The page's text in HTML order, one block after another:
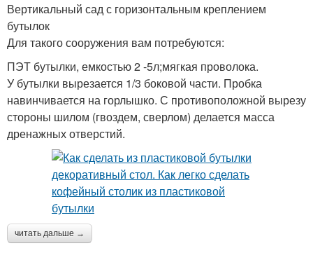
Вертикальный сад с горизонтальным креплением
бутылок
Для такого сооружения вам потребуются:
ПЭТ бутылки, емкостью 2 -5л;мягкая проволока.
У бутылки вырезается 1/3 боковой части. Пробка
навинчивается на горлышко. С противоположной вырезу
стороны шилом (гвоздем, сверлом) делается масса
дренажных отверстий.
читать дальше →